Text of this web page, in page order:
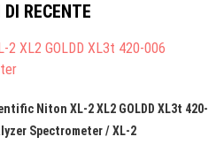
RECENTE
Niton XL-2 XL2 GOLDD XL3t 420-
Spectrometer / XL-2